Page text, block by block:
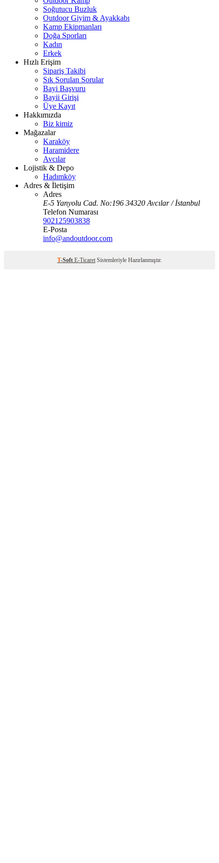
Soğutucu Buzluk
Outdoor Giyim & Ayakkabı
Kamp Ekipmanları
Doğa Sporları
Kadın
Erkek
Hızlı Erişim
Sipariş Takibi
Sık Sorulan Sorular
Bayi Başvuru
Bayii Girişi
Üye Kayıt
Hakkımızda
Biz kimiz
Mağazalar
Karaköy
Haramidere
Avcılar
Lojistik & Depo
Hadımköy
Adres & İletişim
Adres
E-5 Yanyolu Cad. No:196 34320 Avcılar / İstanbul
Telefon Numarası
902125903838
E-Posta
info@andoutdoor.com
T-Soft E-Ticaret Sistemleriyle Hazırlanmıştır.